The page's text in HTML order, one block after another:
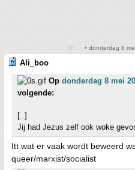
• donderdag 8
Ali_boo
Op donderdag 8 mei
volgende:
[..]
Jij had Jezus zelf ook woke
Itt wat er vaak wordt beweerd
queer/marxist/socialist